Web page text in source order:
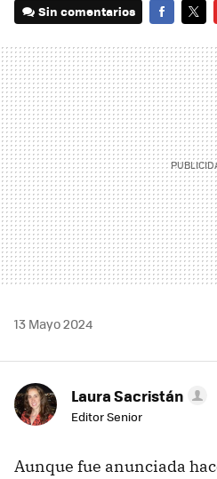
Sin comentarios
13 Mayo 2024
Laura Sacristán
Editor Senior
Aunque fue anunciada